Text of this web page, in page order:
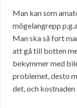
Man kan som
mögelangrepp
Man ska så fort
att gå till botten
bekymmer med
problemet, desto
det, och